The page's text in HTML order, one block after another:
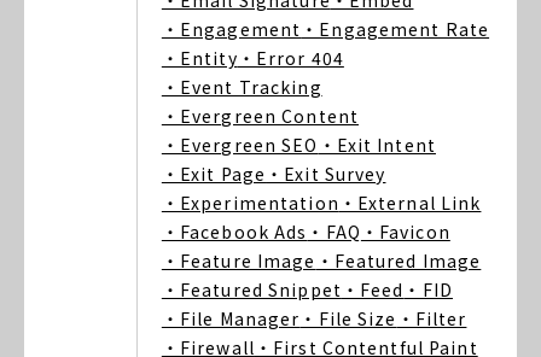
・Engagement ・Engagement Rate
・Entity ・Error 404
・Event Tracking
・Evergreen Content
・Evergreen SEO ・Exit Intent
・Exit Page ・Exit Survey
・Experimentation ・External Link
・Facebook Ads ・FAQ ・Favicon
・Feature Image ・Featured Image
・Featured Snippet ・Feed ・FID
・File Manager ・File Size ・Filter
・Firewall ・First Contentful Paint